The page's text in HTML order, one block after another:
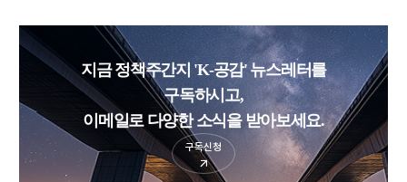
지금 정책주간지 'K-공감' 뉴스레터를
구독하시고,
이메일로 다양한 소식을 받아보세요.
구독신청